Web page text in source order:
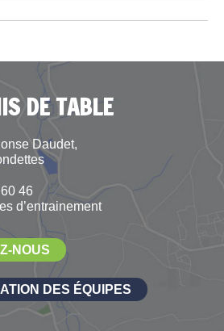
DE TABLE
Daudet,
46
d’entrainement
NOUS
DES ÉQUIPES